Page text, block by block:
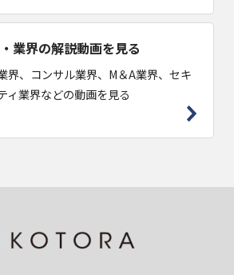
業界の解説動画を見る
界、コンサル業界、M＆A業界、セキ
ィ業界などの動画を見る